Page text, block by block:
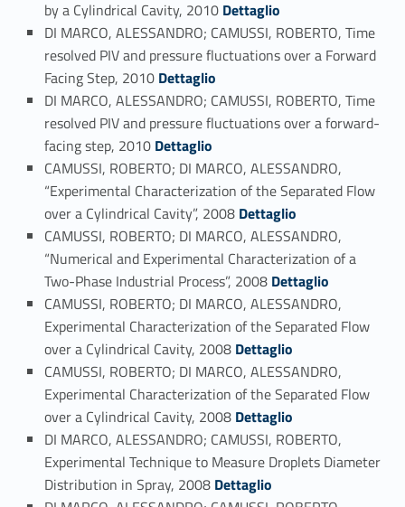
by a Cylindrical Cavity, 2010 Dettaglio
DI MARCO, ALESSANDRO; CAMUSSI, ROBERTO, Time
resolved PIV and pressure fluctuations over a Forward
Facing Step, 2010 Link identifier #identifier_person_190067-72
Dettaglio
DI MARCO, ALESSANDRO; CAMUSSI, ROBERTO, Time
resolved PIV and pressure fluctuations over a forward-
facing step, 2010 Link identifier #identifier_person_14960-73
Dettaglio
CAMUSSI, ROBERTO; DI MARCO, ALESSANDRO,
“Experimental Characterization of the Separated Flow
over a Cylindrical Cavity”, 2008 Link identifier #identifier_person_110167-74
Dettaglio
CAMUSSI, ROBERTO; DI MARCO, ALESSANDRO,
“Numerical and Experimental Characterization of a
Two-Phase Industrial Process”, 2008 Link identifier #identifier_person_181655-75
Dettaglio
CAMUSSI, ROBERTO; DI MARCO, ALESSANDRO,
Experimental Characterization of the Separated Flow
over a Cylindrical Cavity, 2008 Link identifier #identifier_person_13199-76
Dettaglio
CAMUSSI, ROBERTO; DI MARCO, ALESSANDRO,
Experimental Characterization of the Separated Flow
over a Cylindrical Cavity, 2008 Link identifier #identifier_person_183775-77
Dettaglio
DI MARCO, ALESSANDRO; CAMUSSI, ROBERTO,
Experimental Technique to Measure Droplets Diameter
Distribution in Spray, 2008 Link identifier #identifier_person_56660-78
Dettaglio